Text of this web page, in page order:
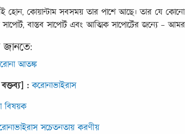
হোন, কোয়ান্টাম সবসময় তার পাশে আছে। তার যে
বাস্তব সাপোর্ট এবং আত্মিক সাপোর্টের জন্যে -
আতঙ্ক
: করোনাভাইরাস
বিষয়ক
সচেতনতায় করণীয়